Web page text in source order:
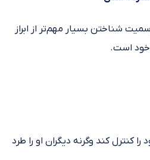
شناختن بسیار مهم‌تر از ابراز
خود است.
را کنترل کند وگرنه دیگران او را طرد